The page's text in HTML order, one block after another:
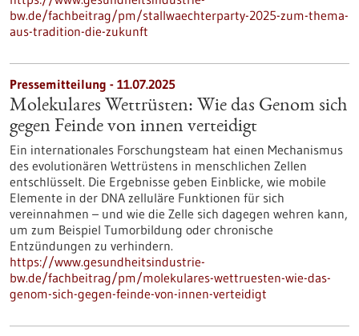
bw.de/fachbeitrag/pm/stallwaechterparty-2025-zum-thema-
aus-tradition-die-zukunft
Pressemitteilung - 11.07.2025
Molekulares Wettrüsten: Wie das Genom sich
gegen Feinde von innen verteidigt
Ein internationales Forschungsteam hat einen Mechanismus
des evolutionären Wettrüstens in menschlichen Zellen
entschlüsselt. Die Ergebnisse geben Einblicke, wie mobile
Elemente in der DNA zelluläre Funktionen für sich
vereinnahmen – und wie die Zelle sich dagegen wehren kann,
um zum Beispiel Tumorbildung oder chronische
Entzündungen zu verhindern.
https://www.gesundheitsindustrie-
bw.de/fachbeitrag/pm/molekulares-wettruesten-wie-das-
genom-sich-gegen-feinde-von-innen-verteidigt